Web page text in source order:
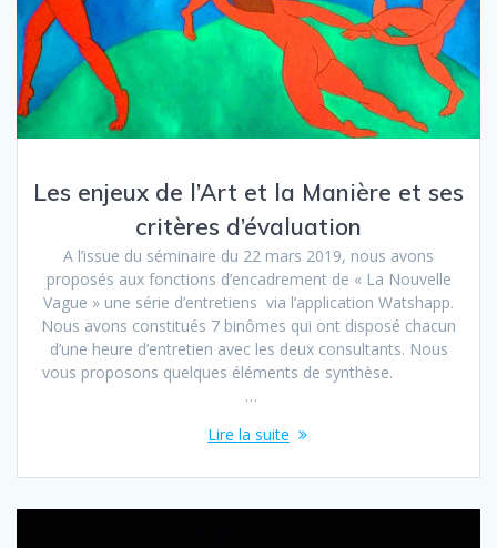
Les enjeux de l’Art et la Manière et ses
critères d’évaluation
A l’issue du séminaire du 22 mars 2019, nous avons
proposés aux fonctions d’encadrement de « La Nouvelle
Vague » une série d’entretiens via l’application Watshapp.
Nous avons constitués 7 binômes qui ont disposé chacun
d’une heure d’entretien avec les deux consultants. Nous
vous proposons quelques éléments de synthèse.
…
Lire la suite